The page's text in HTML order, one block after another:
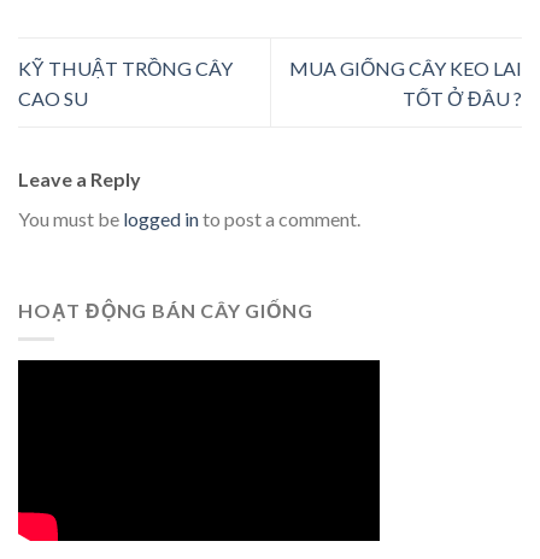
KỸ THUẬT TRỒNG CÂY
CAO SU
MUA GIỐNG CÂY KEO LAI
TỐT Ở ĐÂU ?
Leave a Reply
You must be logged into post a comment.
HOẠT ĐỘNG BÁN CÂY GIỐNG